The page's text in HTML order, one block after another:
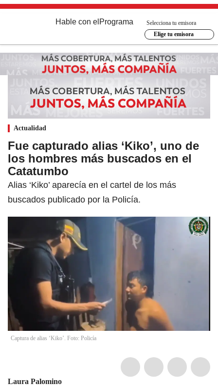
Hable con el Programa
Selecciona tu emisora
Elige tu emisora
Actualidad
Fue capturado alias ‘Kiko’, uno de
los hombres más buscados en el
Catatumbo
Alias ‘Kiko’ aparecía en el cartel de los más
buscados publicado por la Policía.
Captura de alias ‘Kiko’. Foto: Policía
Laura Palomino